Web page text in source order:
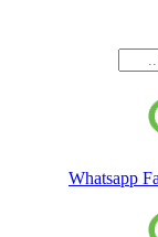
Whatsapp